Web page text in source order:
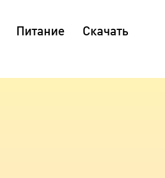
Питание Скачать